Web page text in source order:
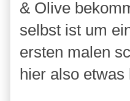
& Olive
selbst ist um
ersten malen
hier also